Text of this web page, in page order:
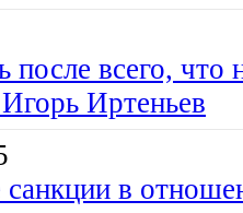
всего, что
Иртеньев
в